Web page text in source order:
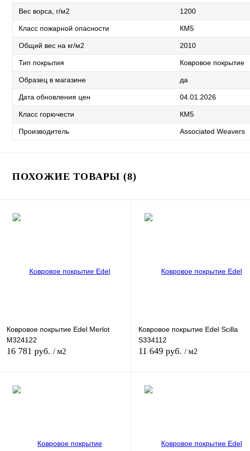
Вес ворса, г/м2 1200
Класс пожарной опасности КМ5
Общий вес на кг/м2 2010
Тип покрытия Ковровое покрытие
Образец в магазине да
Дата обновления цен 04.01.2026
Класс горючести КМ5
Производитель Associated Weavers
ПОХОЖИЕ ТОВАРЫ (8)
Ковровое покрытие Edel Merlot
M324122
16 781 руб. / м2
Ширина рулона
Ковровое покрытие Edel Scilla
S334112
11 649 руб. / м2
Ширина рулона